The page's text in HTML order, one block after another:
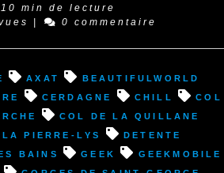
10 min de lecture
| 0 commentaire
Axat
beautifulworld
Cerdagne chill
col
Col de la Quillane
Pierre-Lys
detente
Bains
geek
geekmobile